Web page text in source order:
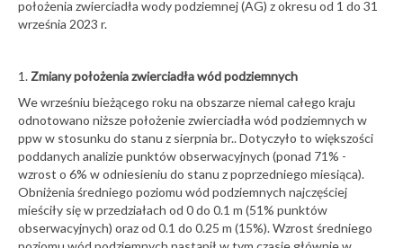
położenia zwierciadła wody podziemnej (AG) z okresu od 1 do 31
września 2023 r.
1. Zmiany położenia zwierciadła wód podziemnych
We wrześniu bieżącego roku na obszarze niemal całego kraju
odnotowano niższe położenie zwierciadła wód podziemnych w
ppw w stosunku do stanu z sierpnia br.. Dotyczyło to większości
poddanych analizie punktów obserwacyjnych (ponad 71% -
wzrost o 6% w odniesieniu do stanu z poprzedniego miesiąca).
Obniżenia średniego poziomu wód podziemnych najczęściej
mieściły się w przedziałach od 0 do 0.1 m (51% punktów
obserwacyjnych) oraz od 0.1 do 0.25 m (15%). Wzrost średniego